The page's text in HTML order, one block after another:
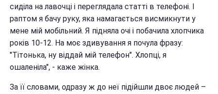
сиділа на лавочці і переглядала статті в телефоні. І
раптом я бачу руку, яка намагається висмикнути у
мене мій мобільний. Я підняла очі і побачила хлопчика
років 10-12. На моє здивування я почула фразу:
"Тітонька, ну віддай мій телефон". Хлопці, я
ошаленіла", - каже жінка.
За її словами, одразу ж до неї підійшли двоє людей –